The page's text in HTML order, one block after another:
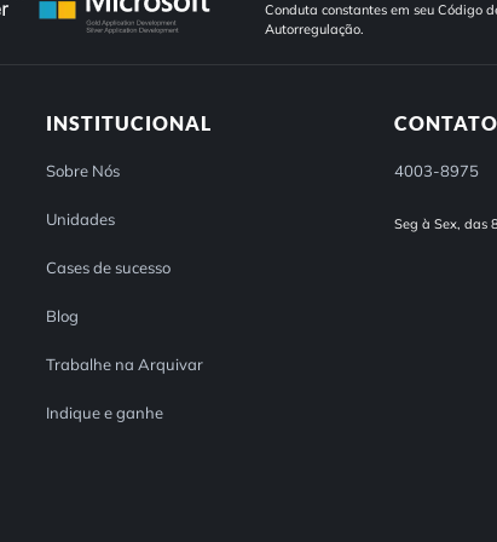
Conduta constantes em seu Código
Autorregulação.
INSTITUCIONAL
Sobre Nós
Unidades
Cases de sucesso
Blog
Trabalhe na Arquivar
Indique e ganhe
CONTATO
4003-8975
Seg à Sex, das